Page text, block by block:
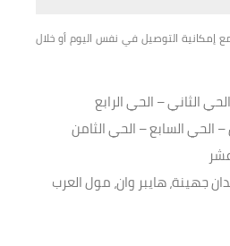
إمكانية التوصيل في نفس اليوم أو خلال
الثاني – الحي الرابع
الحي السابع – الحي الثامن
جهينة، هايبر وان، مول العرب